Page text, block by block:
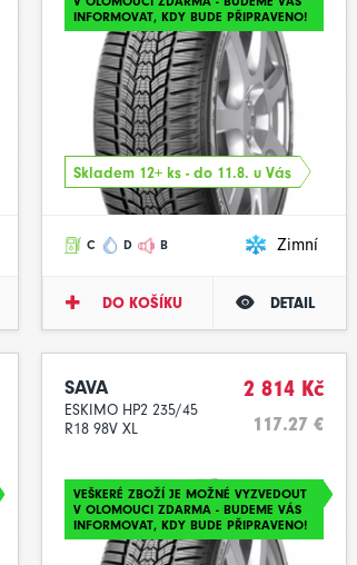
INFORMOVAT, KDY BUDE PŘIPRAVENO!
Skladem 12+ ks - do 11.8. u Vás
C D B Zimní
DO KOŠÍKU DETAIL
SAVA
ESKIMO HP2 235/45
R18 98V XL
2 814 Kč
117.27 €
VEŠKERÉ ZBOŽÍ JE MOŽNÉ VYZVEDOUT
V OLOMOUCI ZDARMA - BUDEME VÁS
INFORMOVAT, KDY BUDE PŘIPRAVENO!